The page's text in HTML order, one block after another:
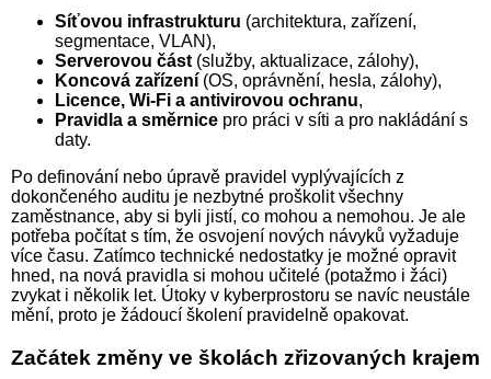
Síťovou infrastrukturu (architektura, zařízení,
segmentace, VLAN),
Serverovou část (služby, aktualizace, zálohy),
Koncová zařízení (OS, oprávnění, hesla, zálohy),
Licence, Wi-Fi a antivirovou ochranu,
Pravidla a směrnice pro práci v síti a pro nakládání s
daty.
Po definování nebo úpravě pravidel vyplývajících z
dokončeného auditu je nezbytné proškolit všechny
zaměstnance, aby si byli jistí, co mohou a nemohou. Je ale
potřeba počítat s tím, že osvojení nových návyků vyžaduje
více času. Zatímco technické nedostatky je možné opravit
hned, na nová pravidla si mohou učitelé (potažmo i žáci)
zvykat i několik let. Útoky v kyberprostoru se navíc neustále
mění, proto je žádoucí školení pravidelně opakovat.
Začátek změny ve školách zřizovaných krajem